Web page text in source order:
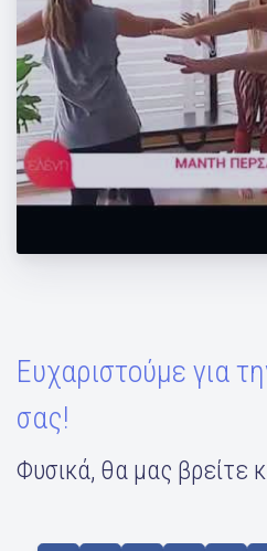
Η Μάντη μας στην
Ευχαριστούμε για
σας!
Φυσικά, θα μας βρείτε